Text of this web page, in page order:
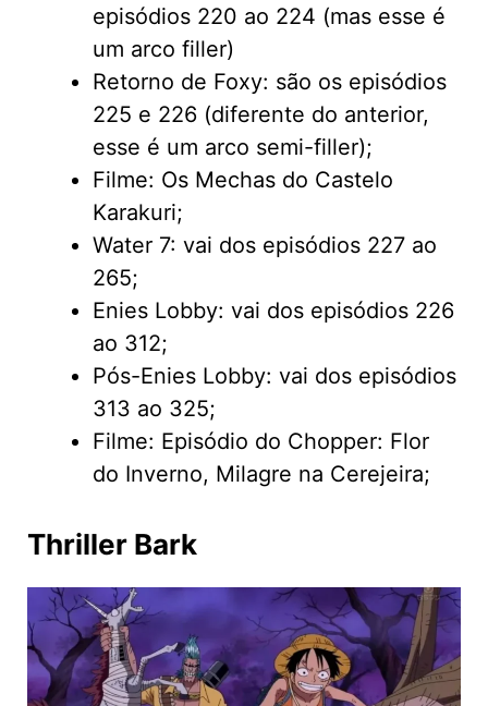
episódios 220 ao 224 (mas esse é
um arco filler)
Retorno de Foxy: são os episódios
225 e 226 (diferente do anterior,
esse é um arco semi-filler);
Filme: Os Mechas do Castelo
Karakuri;
Water 7: vai dos episódios 227 ao
265;
Enies Lobby: vai dos episódios 226
ao 312;
Pós-Enies Lobby: vai dos episódios
313 ao 325;
Filme: Episódio do Chopper: Flor
do Inverno, Milagre na Cerejeira;
Thriller Bark